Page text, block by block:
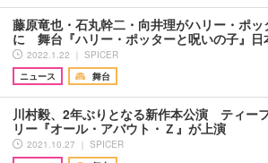
藤原竜也・石丸幹二・向井理がハリー・ポッ
に 舞台『ハリー・ポッターと呪いの子』
2022.1.22 ｜ SPICER
ニュース
舞台
川村毅、2年ぶりとなる新作本公演 ティー
リー『オール・アバウト・Ｚ』が上演
2021.10.27 ｜ SPICER